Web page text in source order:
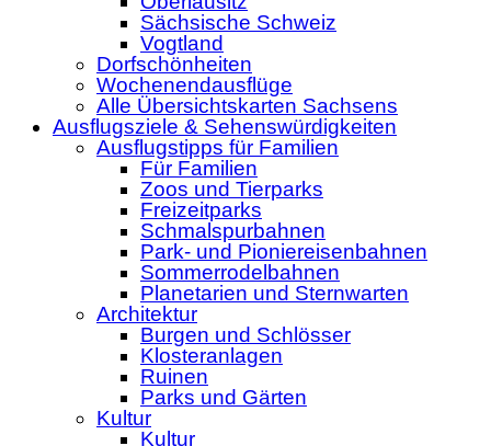
Sächsische Schweiz
Vogtland
Dorfschönheiten
Wochenendausflüge
Alle Übersichtskarten Sachsens
Ausflugsziele & Sehenswürdigkeiten
Ausflugstipps für Familien
Für Familien
Zoos und Tierparks
Freizeitparks
Schmalspurbahnen
Park- und Pioniereisenbahnen
Sommerrodelbahnen
Planetarien und Sternwarten
Architektur
Burgen und Schlösser
Klosteranlagen
Ruinen
Parks und Gärten
Kultur
Kultur